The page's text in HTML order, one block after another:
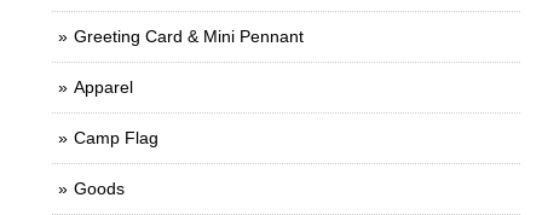
Greeting Card & Mini Pennant
Apparel
Camp Flag
Goods